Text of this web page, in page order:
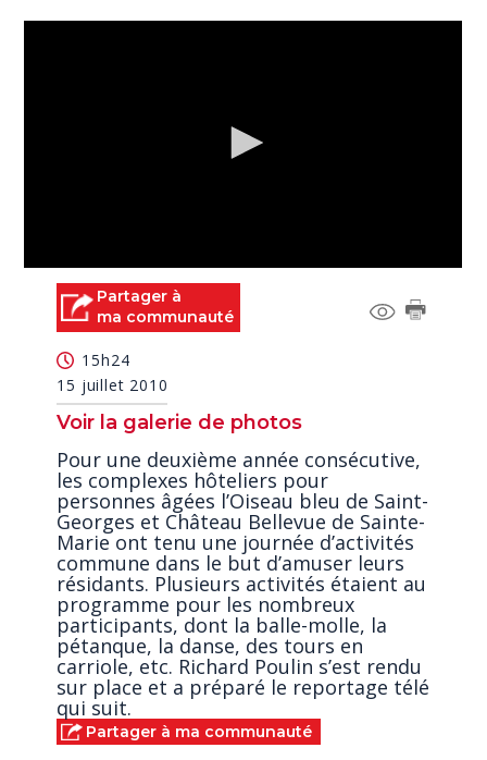
seconds Partager à
ma communauté
15h24
15 juillet 2010
Voir la galerie de photos
Pour une deuxième année consécutive,
les complexes hôteliers pour
personnes âgées l’Oiseau bleu de Saint-
Georges et Château Bellevue de Sainte-
Marie ont tenu une journée d’activités
commune dans le but d’amuser leurs
résidants. Plusieurs activités étaient au
programme pour les nombreux
participants, dont la balle-molle, la
pétanque, la danse, des tours en
carriole, etc. Richard Poulin s’est rendu
sur place et a préparé le reportage télé
qui suit.
Partager à ma communauté